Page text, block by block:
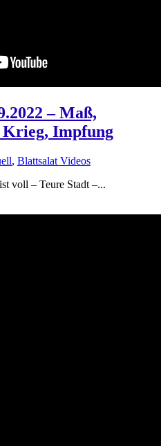
– Maß,
Krieg, Impfung
, Blattsalat Videos
voll – Teure Stadt –...